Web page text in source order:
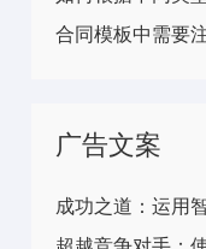
合同模板中需要
广告文案